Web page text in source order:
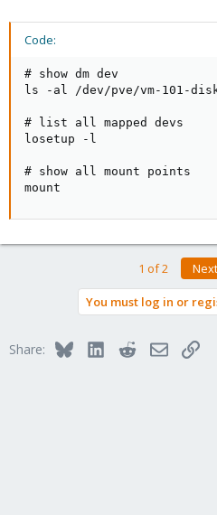
Code:
# show dm dev
ls -al /dev/pve/vm-101-
# list all mapped devs
losetup -l
# show all mount points
mount
1 of 2 Next
You must log in or
Share: BlueskyLinkedInRedditEmailLink